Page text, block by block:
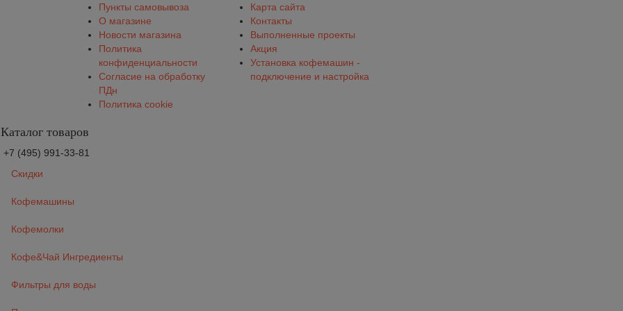
Пункты самовывоза
О магазине
Новости магазина
Политика
конфиденциальности
Согласие на обработку
ПДн
Политика cookie
Карта сайта
Контакты
Выполненные проекты
Акция
Установка кофемашин -
подключение и настройка
Каталог товаров
+7 (495) 991-33-81
Скидки
Кофемашины
Кофемолки
Кофе&Чай Ингредиенты
Фильтры для воды